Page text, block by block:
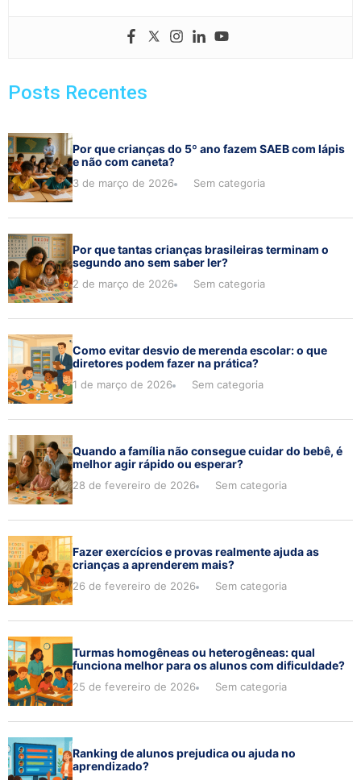
Posts Recentes
Por que crianças do 5º ano fazem SAEB com lápis
e não com caneta?
3 de março de 2026 Sem categoria
Por que tantas crianças brasileiras terminam o
segundo ano sem saber ler?
2 de março de 2026 Sem categoria
Como evitar desvio de merenda escolar: o que
diretores podem fazer na prática?
1 de março de 2026 Sem categoria
Quando a família não consegue cuidar do bebê, é
melhor agir rápido ou esperar?
28 de fevereiro de 2026 Sem categoria
Fazer exercícios e provas realmente ajuda as
crianças a aprenderem mais?
26 de fevereiro de 2026 Sem categoria
Turmas homogêneas ou heterogêneas: qual
funciona melhor para os alunos com dificuldade?
25 de fevereiro de 2026 Sem categoria
Ranking de alunos prejudica ou ajuda no
aprendizado?